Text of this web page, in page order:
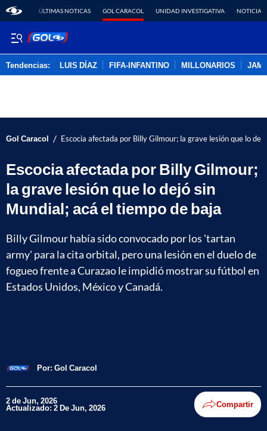
ÚLTIMAS NOTICAS GOL CARACOL UNIDAD INVESTIGATIVA NOTICIAS
Tendencias: LUIS DÍAZ FIFA-INFANTINO MILLONARIOS
Gol Caracol / Escocia afectada por Billy Gilmour; la grave lesión que lo
Escocia afectada por Billy Gilmour;
la grave lesión que lo dejó sin
Mundial; acá el tiempo de baja
Billy Gilmour había sido convocado por los 'tartan
army' para la cita orbital, pero una lesión en el duelo de
fogueo frente a Curazao le impidió mostrar su fútbol en
Estados Unidos, México y Canadá.
Por: Gol Caracol
2 de Jun, 2026
Actualizado: 2 De Jun, 2026 Compartir